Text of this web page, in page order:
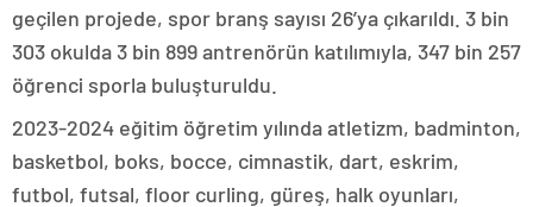
geçilen projede, spor branş sayısı 26’ya çıkarıldı. 3 bin
303 okulda 3 bin 899 antrenörün katılımıyla, 347 bin 257
öğrenci sporla buluşturuldu.
2023-2024 eğitim öğretim yılında atletizm, badminton,
basketbol, boks, bocce, cimnastik, dart, eskrim,
futbol, futsal, floor curling, güreş, halk oyunları,